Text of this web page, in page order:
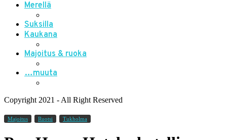
Merellä
Suksilla
Kaukana
Majoitus & ruoka
…muuta
Copyright 2021 - All Right Reserved
Majoitus Ruotsi Tukholma